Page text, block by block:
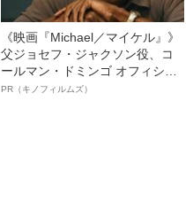
《映画『Michael／マイケル』》
父ジョセフ・ジャクソン役、コ
ールマン・ドミンゴ オフィシャ
ルインタビュー“観客を魅了した
PR（キノフィルムズ）